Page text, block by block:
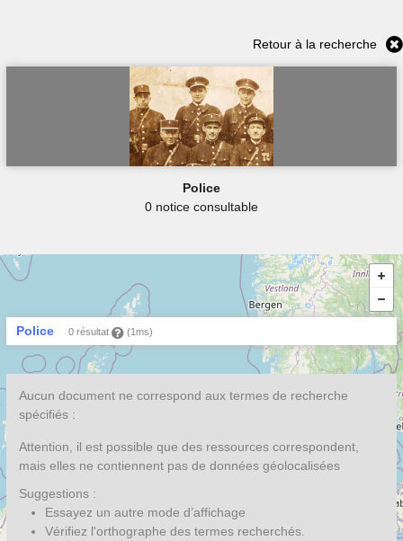
Retour à la recherche
Police
0 notice consultable
Police 0 résultat (1ms)
Aucun document ne correspond aux termes de recherche
spécifiés :
Attention, il est possible que des ressources correspondent,
mais elles ne contiennent pas de données géolocalisées
Suggestions :
Essayez un autre mode d’affichage
Vérifiez l'orthographe des termes recherchés.